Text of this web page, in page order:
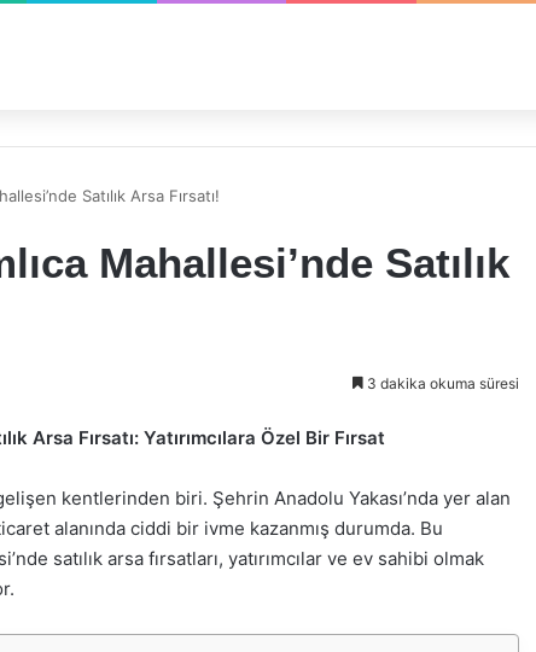
Satılık Arsa Fırsatı!
Mahallesi’nde Satılık
3 dakika okuma süresi
Arsa Fırsatı: Yatırımcılara Özel Bir Fırsat
kentlerinden biri. Şehrin Anadolu Yakası’nda yer alan
alanında ciddi bir ivme kazanmış durumda. Bu
satılık arsa fırsatları, yatırımcılar ve ev sahibi olmak